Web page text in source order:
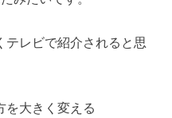
テレビで紹介されると思
を大きく変える